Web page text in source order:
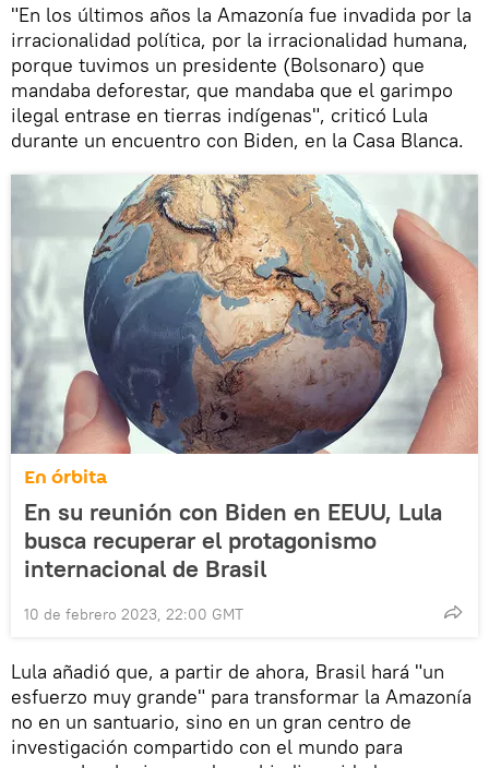
"En los últimos años la Amazonía fue invadida por la
irracionalidad política, por la irracionalidad humana,
porque tuvimos un presidente (Bolsonaro) que
mandaba deforestar, que mandaba que el garimpo
ilegal entrase en tierras indígenas", criticó Lula
durante un encuentro con Biden, en la Casa Blanca.
En órbita
En su reunión con Biden en EEUU, Lula
busca recuperar el protagonismo
internacional de Brasil
10 de febrero 2023, 22:00 GMT
Lula añadió que, a partir de ahora, Brasil hará "un
esfuerzo muy grande" para transformar la Amazonía
no en un santuario, sino en un gran centro de
investigación compartido con el mundo para